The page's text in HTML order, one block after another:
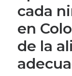
cada
en
de la